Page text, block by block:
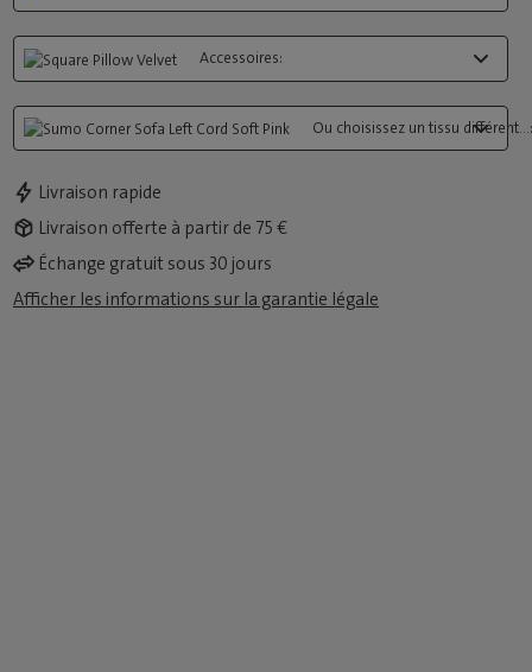
Accessoires:
Ou choisissez un tissu
Livraison rapide
Livraison offerte à partir de 75 €
Échange gratuit sous 30 jours
Afficher les informations sur la garantie légale